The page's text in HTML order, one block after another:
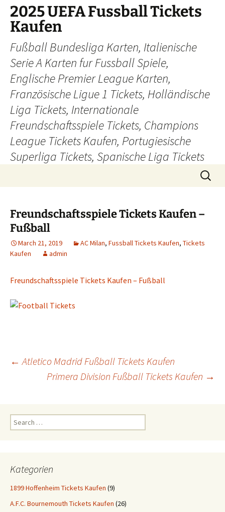
Skip
content
2025 UEFA Fussball Tickets
Kaufen
Fußball Bundesliga Karten, Italienische
Serie A Karten fur Fussball Spiele,
Englische Premier League Karten,
Französische Ligue 1 Tickets, Holländische
Liga Tickets, Internationale
Freundschaftsspiele Tickets, Champions
League Tickets Kaufen, Portugiesische
Superliga Tickets, Spanische Liga Tickets
Search
for:
Freundschaftsspiele Tickets Kaufen –
Fußball
March 21, 2019 AC Milan, Fussball Tickets Kaufen, Tickets
Kaufen
admin
Freundschaftsspiele Tickets Kaufen – Fußball
Post
← Atletico Madrid Fußball Tickets Kaufen
Primera Division Fußball Tickets Kaufen →
Search
for:
Kategorien
1899 Hoffenheim Tickets Kaufen (9)
A.F.C. Bournemouth Tickets Kaufen (26)